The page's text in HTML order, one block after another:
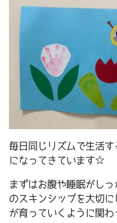
毎日同じリズムで生活
になってきています☆
まずはお腹や睡眠がし
のスキンシップを大切
が育っていくように関